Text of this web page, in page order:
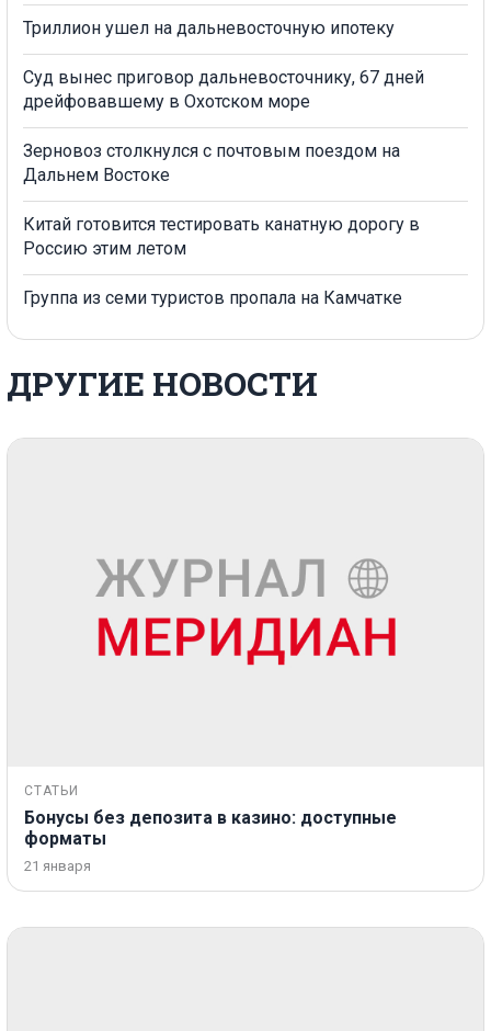
Триллион ушел на дальневосточную ипотеку
Суд вынес приговор дальневосточнику, 67 дней
дрейфовавшему в Охотском море
Зерновоз столкнулся с почтовым поездом на
Дальнем Востоке
Китай готовится тестировать канатную дорогу в
Россию этим летом
Группа из семи туристов пропала на Камчатке
ДРУГИЕ НОВОСТИ
СТАТЬИ
Бонусы без депозита в казино: доступные
форматы
21 января